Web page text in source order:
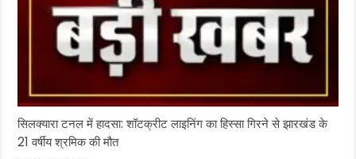
सिलक्यारा टनल में हादसा: शॉटक्रीट लाइनिंग का हिस्सा गिरने से झारखंड के
21 वर्षीय श्रमिक की मौत